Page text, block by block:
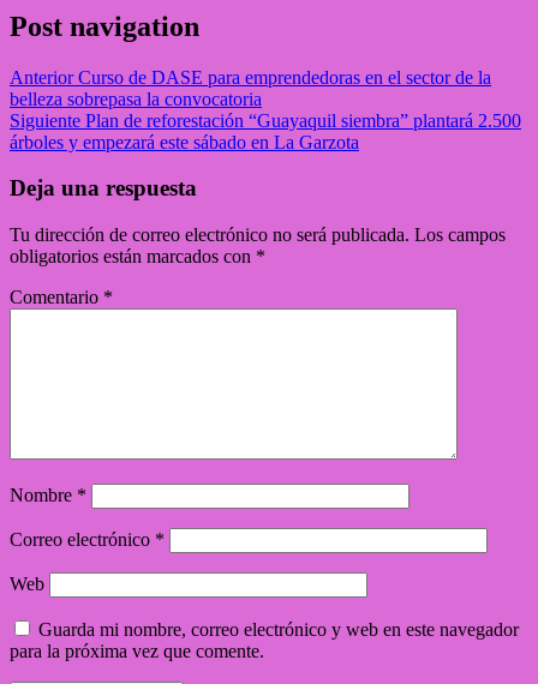
Post navigation
AnteriorCurso de DASE para emprendedoras en el sector de la
belleza sobrepasa la convocatoria
Siguiente Plan de reforestación “Guayaquil siembra” plantará 2.500
árboles y empezará este sábado en La Garzota
Deja una respuesta
Tu dirección de correo electrónico no será publicada. Los campos
obligatorios están marcados con *
Comentario *
Nombre *
Correo electrónico *
Web
Guarda mi nombre, correo electrónico y web en este navegador
para la próxima vez que comente.